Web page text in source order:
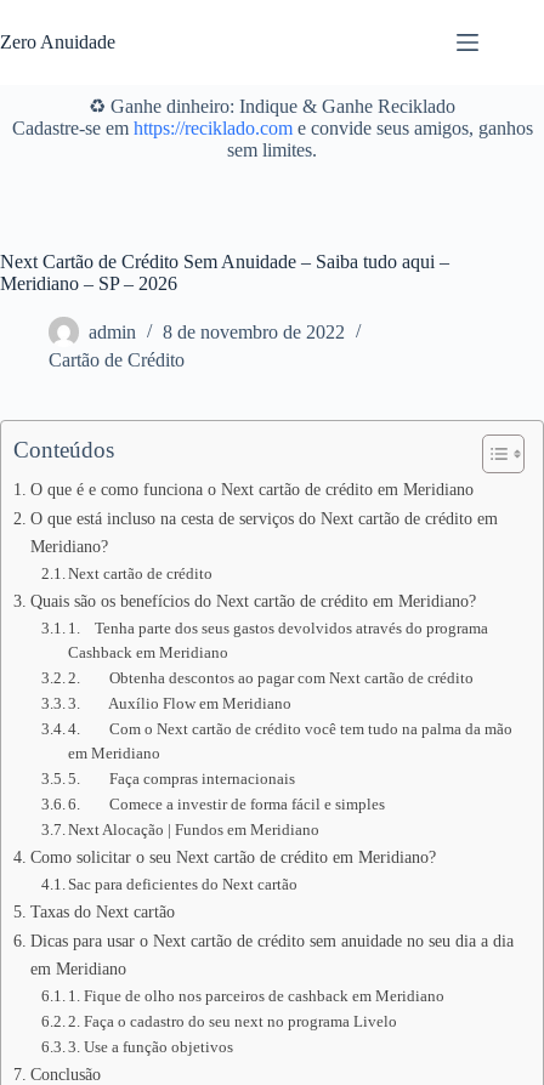
para
o
Zero Anuidade
♻️ Ganhe dinheiro: Indique & Ganhe Reciklado
Cadastre-se em https://reciklado.come convide seus amigos, ganhos
sem limites.
Next Cartão de Crédito Sem Anuidade – Saiba tudo aqui –
Meridiano – SP – 2026
admin
8 de novembro de 2022
Cartão de Crédito
Conteúdos
O que é e como funciona o Next cartão de crédito em Meridiano
O que está incluso na cesta de serviços do Next cartão de crédito em
Meridiano?
Next cartão de crédito
Quais são os benefícios do Next cartão de crédito em Meridiano?
1. Tenha parte dos seus gastos devolvidos através do programa
Cashback em Meridiano
2. Obtenha descontos ao pagar com Next cartão de crédito
3. Auxílio Flow em Meridiano
4. Com o Next cartão de crédito você tem tudo na palma da mão
em Meridiano
5. Faça compras internacionais
6. Comece a investir de forma fácil e simples
Next Alocação | Fundos em Meridiano
Como solicitar o seu Next cartão de crédito em Meridiano?
Sac para deficientes do Next cartão
Taxas do Next cartão
Dicas para usar o Next cartão de crédito sem anuidade no seu dia a dia
em Meridiano
1. Fique de olho nos parceiros de cashback em Meridiano
2. Faça o cadastro do seu next no programa Livelo
3. Use a função objetivos
Conclusão